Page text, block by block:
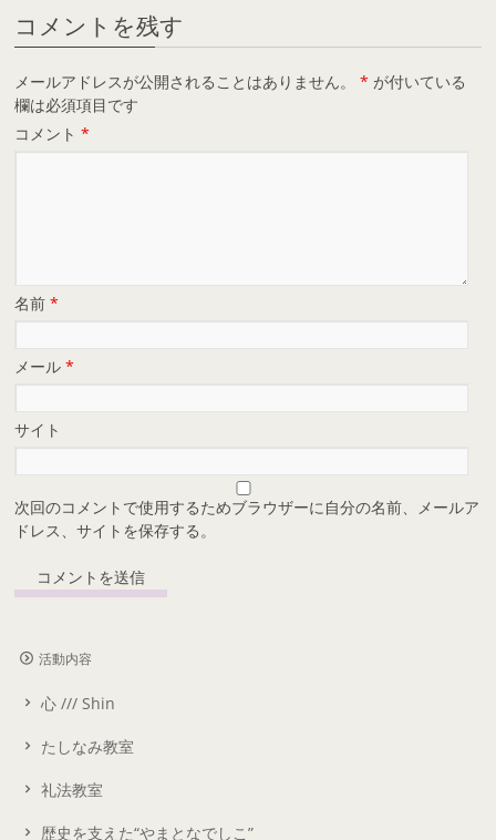
コメントを残す
メールアドレスが公開されることはありません。 * が付いている
欄は必須項目です
コメント*
名前*
メール*
サイト
次回のコメントで使用するためブラウザーに自分の名前、メールア
ドレス、サイトを保存する。
活動内容
心 /// Shin
たしなみ教室
礼法教室
歴史を支えた“やまとなでしこ”